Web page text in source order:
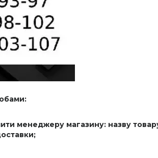
менеджеру магазину: назву